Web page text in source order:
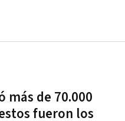
más de 70.000
fueron los